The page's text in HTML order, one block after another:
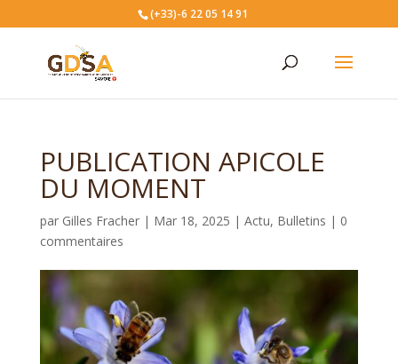
(+33)-6 22 05 14 91
PUBLICATION APICOLE
DU MOMENT
par Gilles Fracher| Mar 18, 2025 | Actu, Bulletins | 0
commentaires